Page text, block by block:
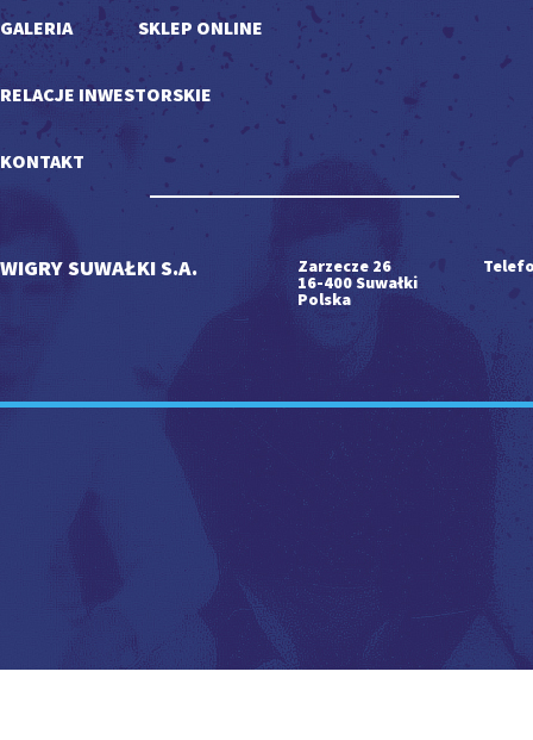
GALERIA SKLEP ONLINE
RELACJE INWESTORSKIE
KONTAKT
WIGRY SUWAŁKI S.A. Zarzecze 26
16-400 Suwałki
Polska